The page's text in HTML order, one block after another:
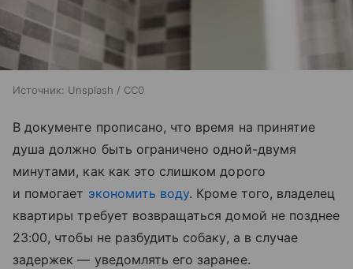
Источник: Unsplash / CC0
В документе прописано, что время на принятие
душа должно быть ограничено одной-двумя
минутами, как как это слишком дорого
и помогает экономить воду. Кроме того, владелец
квартиры требует возвращаться домой не позднее
23:00, чтобы не разбудить собаку, а в случае
задержек — уведомлять его заранее.